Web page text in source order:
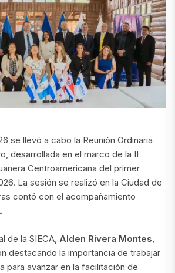
se llevó a cabo la Reunión Ordinaria
desarrollada en el marco de la II
Centroamericana del primer
La sesión se realizó en la Ciudad de
contó con el acompañamiento
de la SIECA, Alden Rivera Montes
destacando la importancia de trabajar
para avanzar en la facilitación de